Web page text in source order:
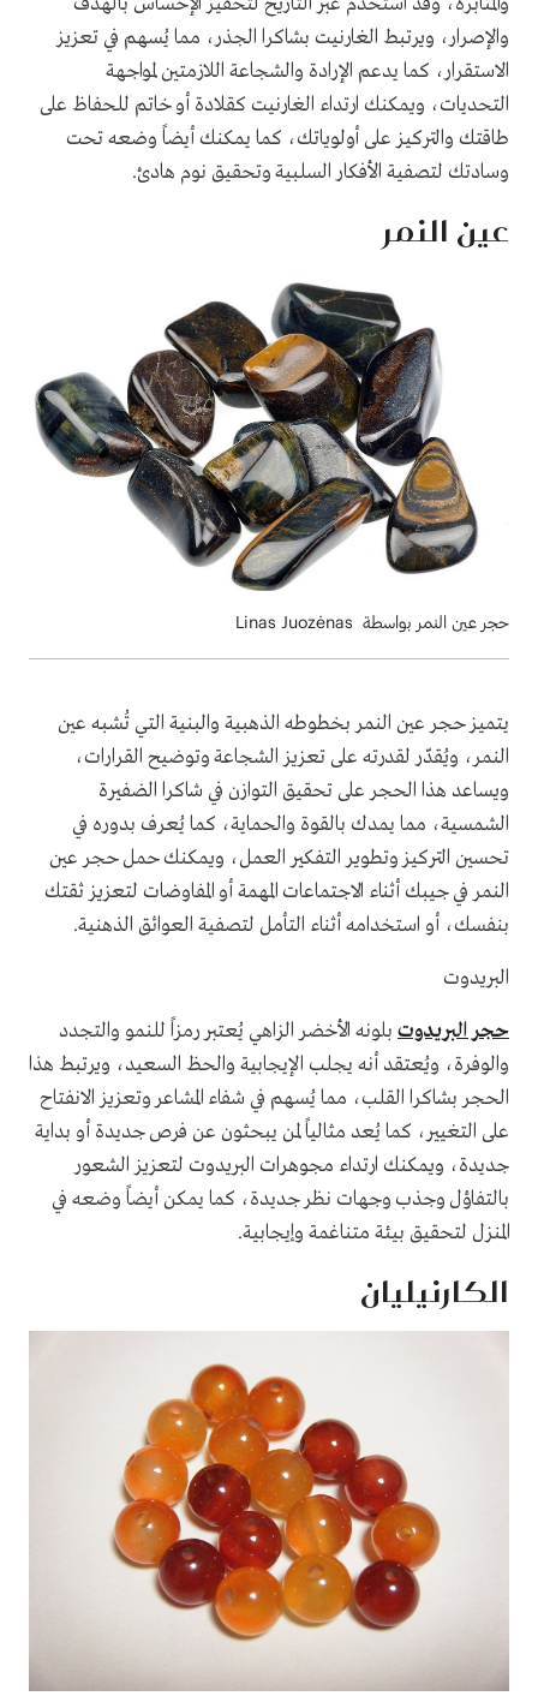
والإصرار، ويرتبط الغارنيت بشاكرا الجذر، مما يُسهم في تعزيز
الاستقرار، كما يدعم الإرادة والشجاعة اللازمتين لمواجهة
التحديات، ويمكنك ارتداء الغارنيت كقلادة أو خاتم للحفاظ على
طاقتك والتركيز على أولوياتك، كما يمكنك أيضاً وضعه تحت
وسادتك لتصفية الأفكار السلبية وتحقيق نوم هادئ.
عين النمر
حجر عين النمر بواسطة Linas Juozėnas
يتميز حجر عين النمر بخطوطه الذهبية والبنية التي تُشبه عين
النمر، ويُقدّر لقدرته على تعزيز الشجاعة وتوضيح القرارات،
ويساعد هذا الحجر على تحقيق التوازن في شاكرا الضفيرة
الشمسية، مما يمدك بالقوة والحماية، كما يُعرف بدوره في
تحسين التركيز وتطوير التفكير العمل، ويمكنك حمل حجر عين
النمر في جيبك أثناء الاجتماعات المهمة أو المفاوضات لتعزيز ثقتك
بنفسك، أو استخدامه أثناء التأمل لتصفية العوائق الذهنية.
البريدوت
حجر البريدوت بلونه الأخضر الزاهي يُعتبر رمزاً للنمو والتجدد
والوفرة، ويُعتقد أنه يجلب الإيجابية والحظ السعيد، ويرتبط هذا
الحجر بشاكرا القلب، مما يُسهم في شفاء المشاعر وتعزيز الانفتاح
على التغيير، كما يُعد مثالياً لمن يبحثون عن فرص جديدة أو بداية
جديدة، ويمكنك ارتداء مجوهرات البريدوت لتعزيز الشعور
بالتفاؤل وجذب وجهات نظر جديدة، كما يمكن أيضاً وضعه في
المنزل لتحقيق بيئة متناغمة وإيجابية.
الكارنيليان